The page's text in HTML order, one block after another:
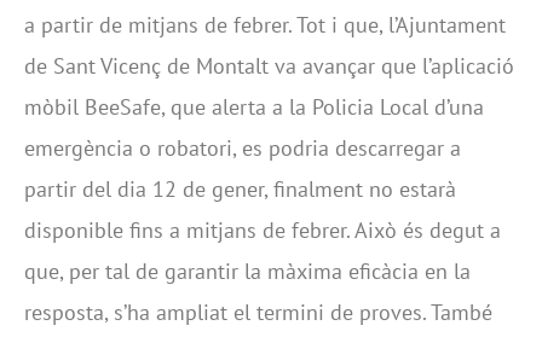
a partir de mitjans de febrer. Tot i que, l’Ajuntament
de Sant Vicenç de Montalt va avançar que l’aplicació
mòbil BeeSafe, que alerta a la Policia Local d’una
emergència o robatori, es podria descarregar a
partir del dia 12 de gener, finalment no estarà
disponible fins a mitjans de febrer. Això és degut a
que, per tal de garantir la màxima eficàcia en la
resposta, s’ha ampliat el termini de proves. També